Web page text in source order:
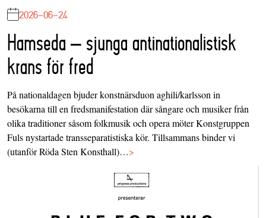
2026-06-24
Hamseda – sjunga antinationalistisk
krans för fred
På nationaldagen bjuder konstnärsduon aghili/karlsson in
besökarna till en fredsmanifestation där sångare och musiker från
olika traditioner såsom folkmusik och opera möter Konstgruppen
Fuls nystartade transseparatistiska kör. Tillsammans binder vi
(utanför Röda Sten Konsthall)…>